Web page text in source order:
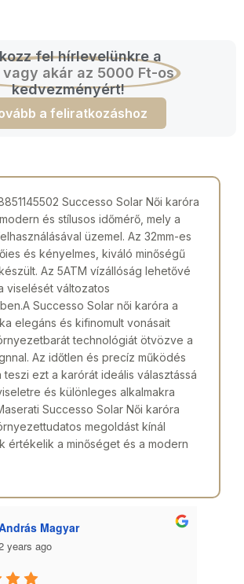
fel hírlevelünkre a
akár az 5000 Ft-os
kedvezményért!
a feliratkozáshoz
Successo Solar Női karóra
és stílusos időmérő, mely a
üzemel. Az 32mm-es
és kényelmes, kiváló minőségű
Az 5ATM vízállóság lehetővé
viselését változatos
Successo Solar női karóra a
elegáns és kifinomult vonásait
technológiát ötvözve a
Az időtlen és precíz működés
teszi ezt a karórát ideális választássá
és különleges alkalmakra
Successo Solar Női karóra
megoldást kínál
értékelik a minőséget és a modern
Magyar
years ago